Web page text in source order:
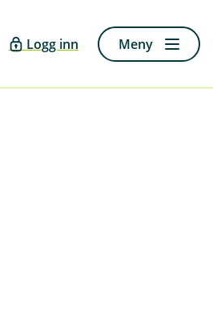
Logg inn Meny